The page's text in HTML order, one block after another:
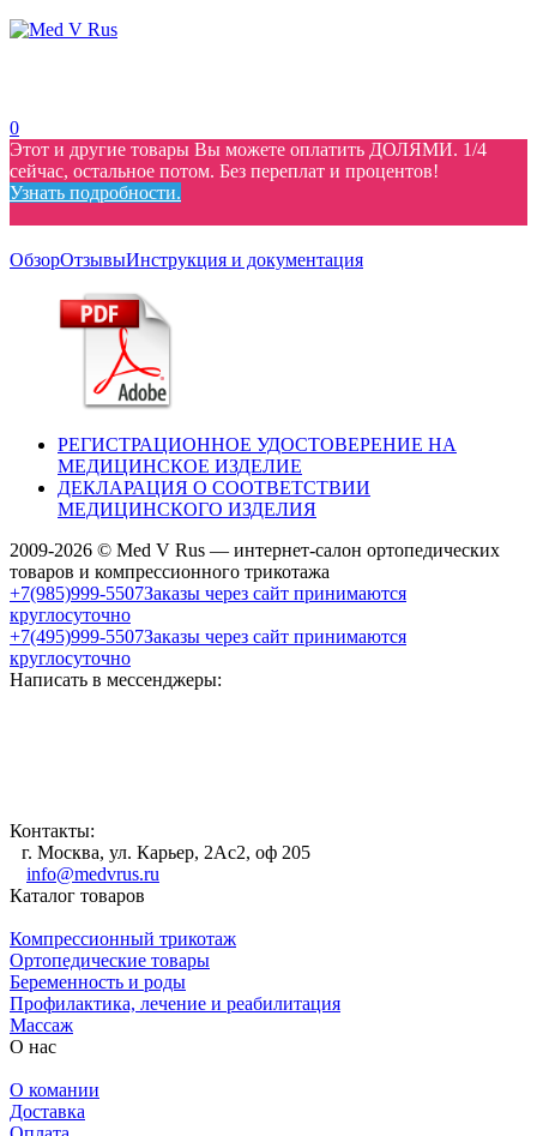
0
Этот и другие товары Вы можете оплатить ДОЛЯМИ. 1/4
сейчас, остальное потом. Без переплат и процентов!
Узнать подробности.
ОбзорОтзывыИнструкция и документация
РЕГИСТРАЦИОННОЕ УДОСТОВЕРЕНИЕ НА
МЕДИЦИНСКОЕ ИЗДЕЛИЕ
ДЕКЛАРАЦИЯ О СООТВЕТСТВИИ
МЕДИЦИНСКОГО ИЗДЕЛИЯ
2009-2026 © Med V Rus — интернет-салон ортопедических
товаров и компрессионного трикотажа
+7(985)999-5507Заказы через сайт принимаются
круглосуточно
+7(495)999-5507Заказы через сайт принимаются
круглосуточно
Написать в мессенджеры:
Контакты:
г. Москва, ул. Карьер, 2Ас2, оф 205
info@medvrus.ru
Каталог товаров
Компрессионный трикотаж
Ортопедические товары
Беременность и роды
Профилактика, лечение и реабилитация
Массаж
О нас
О комании
Доставка